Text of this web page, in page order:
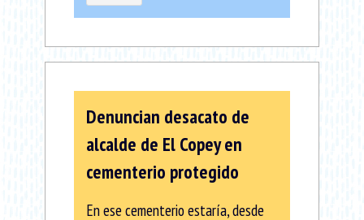
Denuncian desacato de
alcalde de El Copey en
cementerio protegido
En ese cementerio estaría, desde